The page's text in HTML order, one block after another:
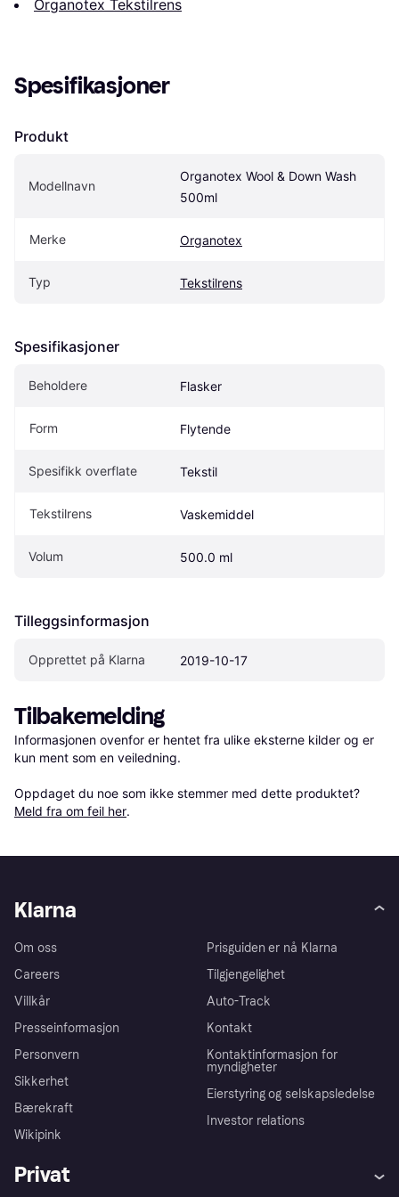
Organotex Tekstilrens
Spesifikasjoner
Produkt
Modellnavn
Organotex Wool & Down Wash
500ml
Merke Organotex
Typ Tekstilrens
Spesifikasjoner
Beholdere Flasker
Form Flytende
Spesifikk overflate Tekstil
Tekstilrens Vaskemiddel
Volum 500.0 ml
Tilleggsinformasjon
Opprettet på Klarna 2019-10-17
Tilbakemelding
Informasjonen ovenfor er hentet fra ulike eksterne kilder og er
kun ment som en veiledning.
Oppdaget du noe som ikke stemmer med dette produktet?
Meld fra om feil her.
Klarna
Om oss
Careers
Villkår
Presseinformasjon
Personvern
Sikkerhet
Bærekraft
Wikipink
Prisguiden er nå Klarna
Tilgjengelighet
Auto-Track
Kontakt
Kontaktinformasjon for
myndigheter
Eierstyring og selskapsledelse
Investor relations
Privat